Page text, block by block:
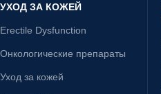
УХОД ЗА КОЖЕЙ
Erectile Dysfunction
Онкологические препараты
Уход за кожей